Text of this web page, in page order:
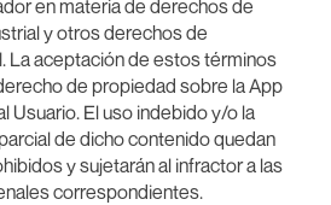
en materia de derechos de
y otros derechos de
La aceptación de estos términos
de propiedad sobre la App
Usuario. El uso indebido y/o la
de dicho contenido quedan
y sujetarán al infractor a las
correspondientes.